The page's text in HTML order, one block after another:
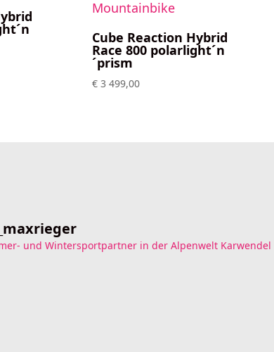
Cube Reaction Hybrid
Race 800 polarlight´n
´prism
€ 3 499,00
und Wintersportpartner in der Alpenwelt Karwendel